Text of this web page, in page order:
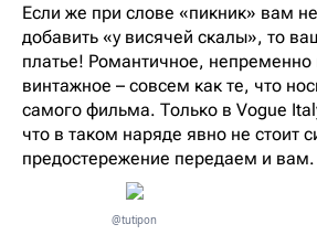
Если же при слове «пикник» вам
добавить «у висячей скалы», то
платье! Романтичное, непременно
винтажное – совсем как те, что
самого фильма. Только в Vogue
что в таком наряде явно не стоит
предостережение передаем и вам.
@tutipon